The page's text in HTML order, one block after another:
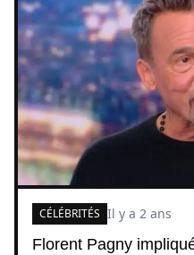
Florent Pagny
CÉLÉBRITÉS Il y a 2 ans